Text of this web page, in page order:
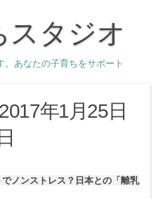
スタジオ
あなたの子育ちをサポート
年1月25日
ノンストレス？日本との「離乳